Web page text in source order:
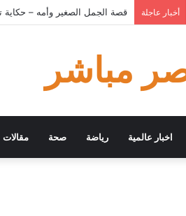
أخبار عاجلة قصة الجمل الصغير وأمه – حكاية
مباشر
اخبار عالمية رياضة صحة مقالات